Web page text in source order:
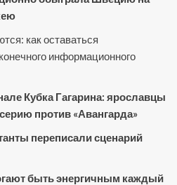
как оставаться
информационного
Кубка Гагарина: ярославцы
против «Авангарда»
переписали сценарий
быть энергичным каждый